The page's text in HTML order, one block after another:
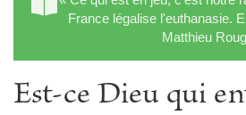
France légalise l'euthanasie.
Matthieu
Est-ce Dieu qui